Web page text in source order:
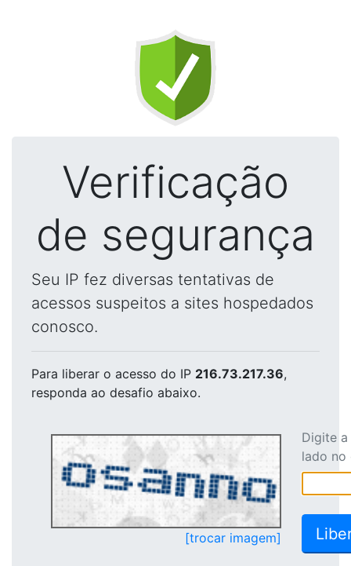
Verificação
de segurança
Seu IP fez diversas tentativas de
acessos suspeitos a sites hospedados
conosco.
Para liberar o acesso do IP 216.73.217.36,
responda ao desafio abaixo.
[trocar imagem]
Digite
lado no